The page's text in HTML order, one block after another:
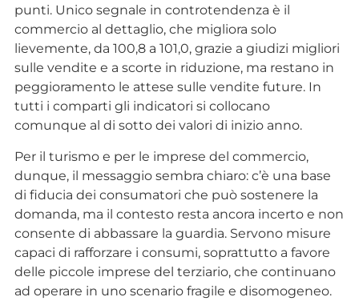
punti. Unico segnale in controtendenza è il
commercio al dettaglio, che migliora solo
lievemente, da 100,8 a 101,0, grazie a giudizi migliori
sulle vendite e a scorte in riduzione, ma restano in
peggioramento le attese sulle vendite future. In
tutti i comparti gli indicatori si collocano
comunque al di sotto dei valori di inizio anno.
Per il turismo e per le imprese del commercio,
dunque, il messaggio sembra chiaro: c’è una base
di fiducia dei consumatori che può sostenere la
domanda, ma il contesto resta ancora incerto e non
consente di abbassare la guardia. Servono misure
capaci di rafforzare i consumi, soprattutto a favore
delle piccole imprese del terziario, che continuano
ad operare in uno scenario fragile e disomogeneo.